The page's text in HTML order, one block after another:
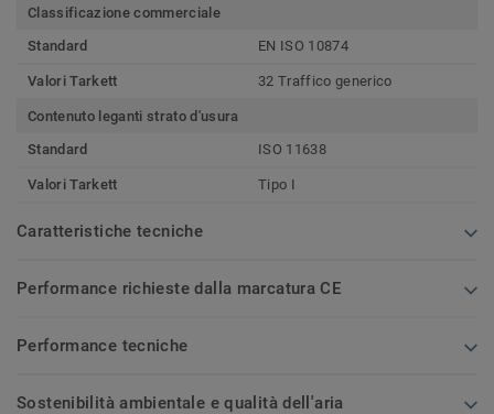
Classificazione commerciale
Standard
EN ISO 10874
Valori Tarkett 32 Traffico generico
Contenuto leganti strato d'usura
Standard
ISO 11638
Valori Tarkett Tipo I
Caratteristiche tecniche
Performance richieste dalla marcatura CE
Performance tecniche
Sostenibilità ambientale e qualità dell'aria